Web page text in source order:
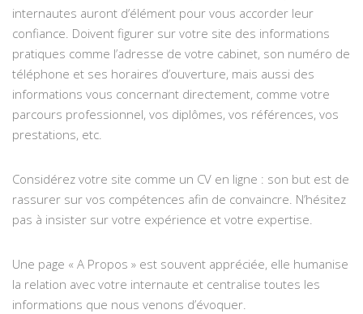
internautes auront d’élément pour vous accorder leur
confiance. Doivent figurer sur votre site des informations
pratiques comme l’adresse de votre cabinet, son numéro de
téléphone et ses horaires d’ouverture, mais aussi des
informations vous concernant directement, comme votre
parcours professionnel, vos diplômes, vos références, vos
prestations, etc.
Considérez votre site comme un CV en ligne : son but est de
rassurer sur vos compétences afin de convaincre. N’hésitez
pas à insister sur votre expérience et votre expertise.
Une page « A Propos » est souvent appréciée, elle humanise
la relation avec votre internaute et centralise toutes les
informations que nous venons d’évoquer.